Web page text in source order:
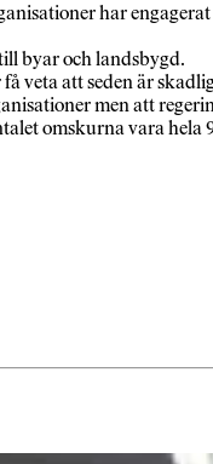
har
byar och landsbygd.
att seden är
men att
omskurna vara hela